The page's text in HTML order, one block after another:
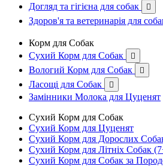
Догляд та гігієна для собак 
Здоров'я та ветеринарія для
Корм для Собак
Сухий Корм для Собак

Вологий Корм для Собак 
Ласощі для Собак 
Замінники Молока для Цуценят
Сухий Корм для Собак
Сухий Корм для Цуценят
Сухий Корм для Дорослих
Сухий Корм для Літніх Собак
Сухий Корм для Собак за